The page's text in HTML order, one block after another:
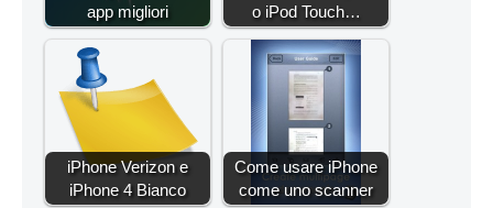
app migliori
o iPod Touch…
iPhone Verizon e
iPhone 4 Bianco
Come usare iPhone
come uno scanner